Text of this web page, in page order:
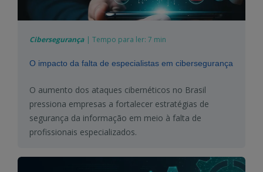
Cibersegurança | Tempo para ler: 7 min
O impacto da falta de especialistas em cibersegurança
O aumento dos ataques cibernéticos no Brasil
pressiona empresas a fortalecer estratégias de
segurança da informação em meio à falta de
profissionais especializados.